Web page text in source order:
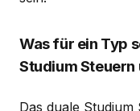
Was für ein Typ
Studium
Das duale